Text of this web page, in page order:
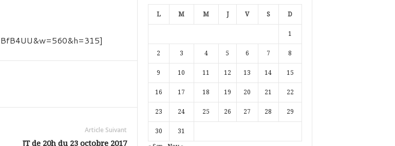
Article Suivant
JT de 20h du 23 octobre 2017
L M M J V S D
1
2 3 4 5 6 7 8
9 10 11 12 13 14 15
16 17 18 19 20 21 22
23 24 25 26 27 28 29
30 31